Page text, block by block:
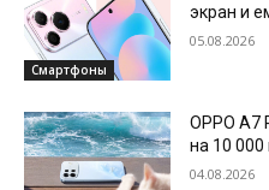
Смартфоны
экран и
05.08.2026
OPPO A7
на 10
истории
04.08.2026